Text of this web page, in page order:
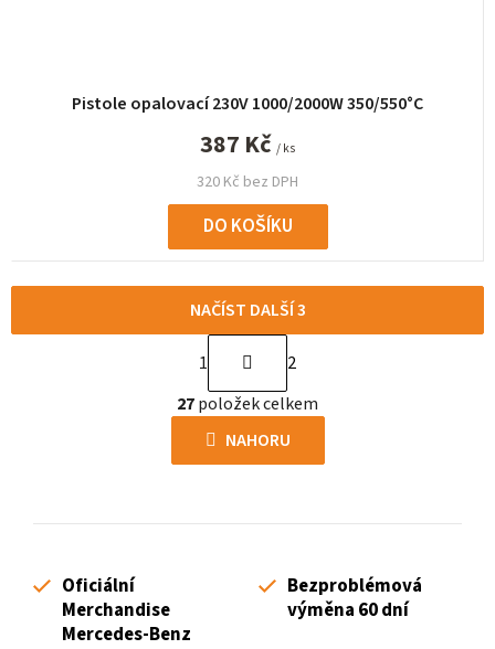
Pistole opalovací 230V 1000/2000W 350/550°C
320 Kč bez DPH
387 Kč / ks
DO KOŠÍKU
O
v
l
á
a
NAČÍST DALŠÍ 3
S
t
r
á
n
v
1
2
27položek celkem
NAHORU
Oficiální
Merchandise
Mercedes-Benz
Bezproblémová
výměna 60 dní